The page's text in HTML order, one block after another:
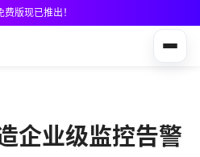
费版现已推出！
企业级监控告警